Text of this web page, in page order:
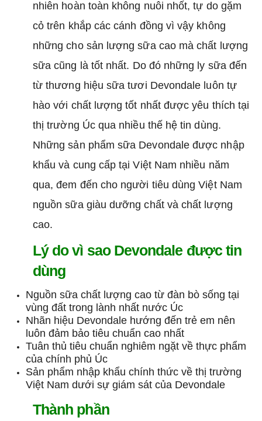
nhiên hoàn toàn không nuôi nhốt, tự do gặm
cỏ trên khắp các cánh đồng vì vậy không
những cho sản lượng sữa cao mà chất lượng
sữa cũng là tốt nhất. Do đó những ly sữa đến
từ thương hiệu sữa tươi Devondale luôn tự
hào với chất lượng tốt nhất được yêu thích tại
thị trường Úc qua nhiều thế hệ tin dùng.
Những sản phẩm sữa Devondale được nhập
khẩu và cung cấp tại Việt Nam nhiều năm
qua, đem đến cho người tiêu dùng Việt Nam
nguồn sữa giàu dưỡng chất và chất lượng
cao.
Lý do vì sao Devondale được tin
dùng
Nguồn sữa chất lượng cao từ đàn bò sống tại
vùng đất trong lành nhất nước Úc
Nhãn hiệu Devondale hướng đến trẻ em nên
luôn đảm bảo tiêu chuẩn cao nhất
Tuân thủ tiêu chuẩn nghiêm ngặt về thực phẩm
của chính phủ Úc
Sản phẩm nhập khẩu chính thức về thị trường
Việt Nam dưới sự giám sát của Devondale
Thành phần